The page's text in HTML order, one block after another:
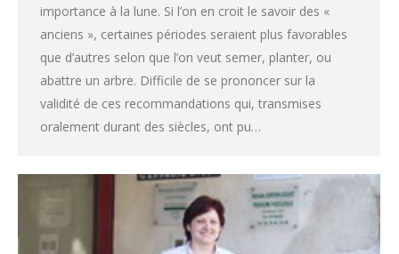
importance à la lune. Si l’on en croit le savoir des «
anciens », certaines périodes seraient plus favorables
que d’autres selon que l’on veut semer, planter, ou
abattre un arbre. Difficile de se prononcer sur la
validité de ces recommandations qui, transmises
oralement durant des siècles, ont pu…